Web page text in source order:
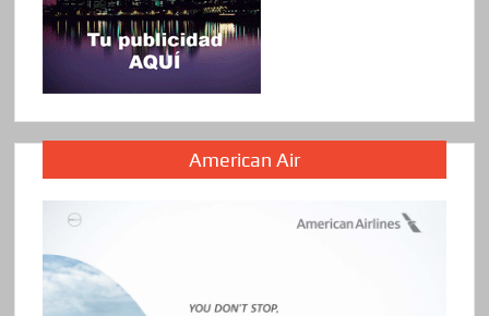
American Air